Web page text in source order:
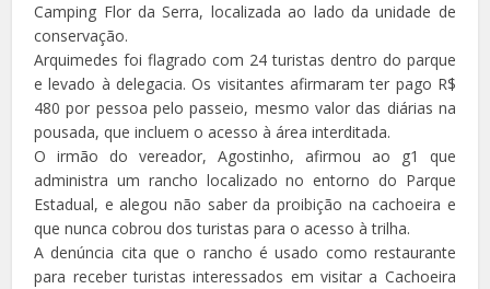
Camping Flor da Serra, localizada ao lado da unidade de
conservação.
Arquimedes foi flagrado com 24 turistas dentro do parque
e levado à delegacia. Os visitantes afirmaram ter pago R$
480 por pessoa pelo passeio, mesmo valor das diárias na
pousada, que incluem o acesso à área interditada.
O irmão do vereador, Agostinho, afirmou ao g1 que
administra um rancho localizado no entorno do Parque
Estadual, e alegou não saber da proibição na cachoeira e
que nunca cobrou dos turistas para o acesso à trilha.
A denúncia cita que o rancho é usado como restaurante
para receber turistas interessados em visitar a Cachoeira